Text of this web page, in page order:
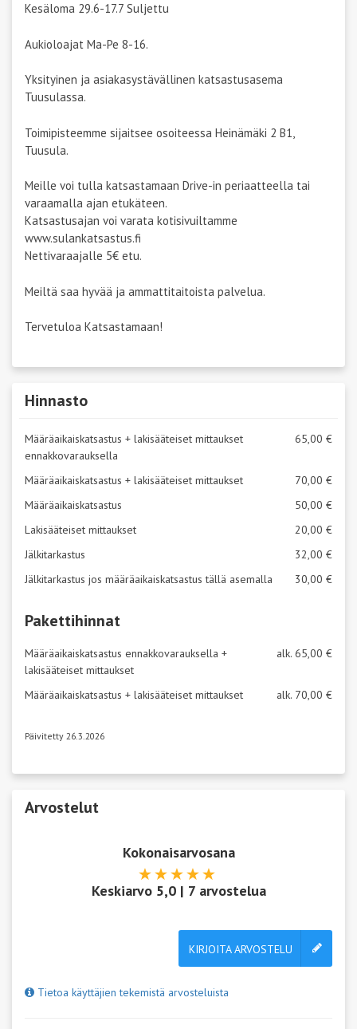
Kesäloma 29.6-17.7 Suljettu
Aukioloajat Ma-Pe 8-16.
Yksityinen ja asiakasystävällinen katsastusasema
Tuusulassa.
Toimipisteemme sijaitsee osoiteessa Heinämäki 2 B1,
Tuusula.
Meille voi tulla katsastamaan Drive-in periaatteella tai
varaamalla ajan etukäteen.
Katsastusajan voi varata kotisivuiltamme
www.sulankatsastus.fi
Nettivaraajalle 5€ etu.
Meiltä saa hyvää ja ammattitaitoista palvelua.
Tervetuloa Katsastamaan!
Hinnasto
Määräaikaiskatsastus + lakisääteiset mittaukset
ennakkovarauksella
65,00 €
Määräaikaiskatsastus + lakisääteiset mittaukset
70,00 €
Määräaikaiskatsastus
50,00 €
Lakisääteiset mittaukset
20,00 €
Jälkitarkastus
32,00 €
Jälkitarkastus jos määräaikaiskatsastus tällä asemalla
30,00 €
Pakettihinnat
Määräaikaiskatsastus ennakkovarauksella +
lakisääteiset mittaukset
alk. 65,00 €
Määräaikaiskatsastus + lakisääteiset mittaukset alk. 70,00 €
Päivitetty 26.3.2026
Arvostelut
Kokonaisarvosana
Keskiarvo 5,0| 7arvostelua
KIRJOITA ARVOSTELU
Tietoa käyttäjien tekemistä arvosteluista